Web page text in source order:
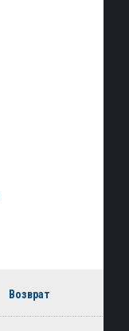
Возврат